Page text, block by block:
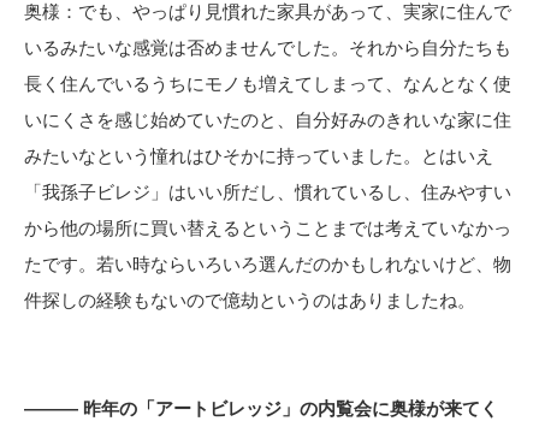
奥様：でも、やっぱり見慣れた家具があって、実家に住んで
いるみたいな感覚は否めませんでした。それから自分たちも
長く住んでいるうちにモノも増えてしまって、なんとなく使
いにくさを感じ始めていたのと、自分好みのきれいな家に住
みたいなという憧れはひそかに持っていました。とはいえ
「我孫子ビレジ」はいい所だし、慣れているし、住みやすい
から他の場所に買い替えるということまでは考えていなかっ
たです。若い時ならいろいろ選んだのかもしれないけど、物
件探しの経験もないので億劫というのはありましたね。
――― 昨年の「アートビレッジ」の内覧会に奥様が来てく